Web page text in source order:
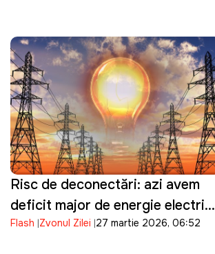
Risc de deconectări: azi avem
deficit major de energie electrică
în orele de vârf
Flash Zvonul Zilei 27 martie 2026, 06:52